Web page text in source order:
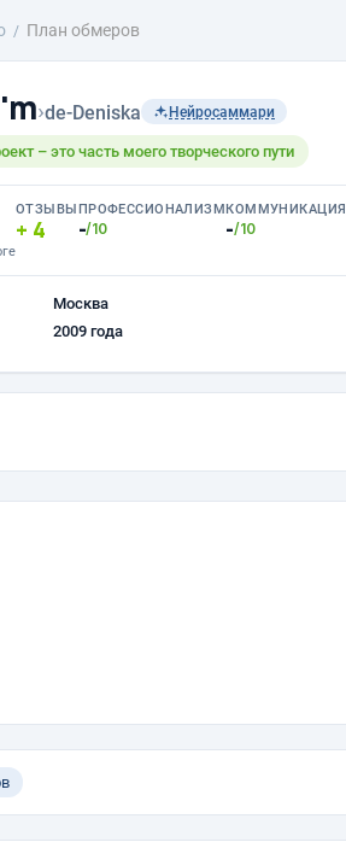
План обмеров
›de-Deniska Нейросаммари
– это часть моего творческого пути
ОТЗЫВЫ
4
ПРОФЕССИОНАЛИЗМ
-/10
КОММУНИКАЦИЯ
-/10
Москва
2009 года